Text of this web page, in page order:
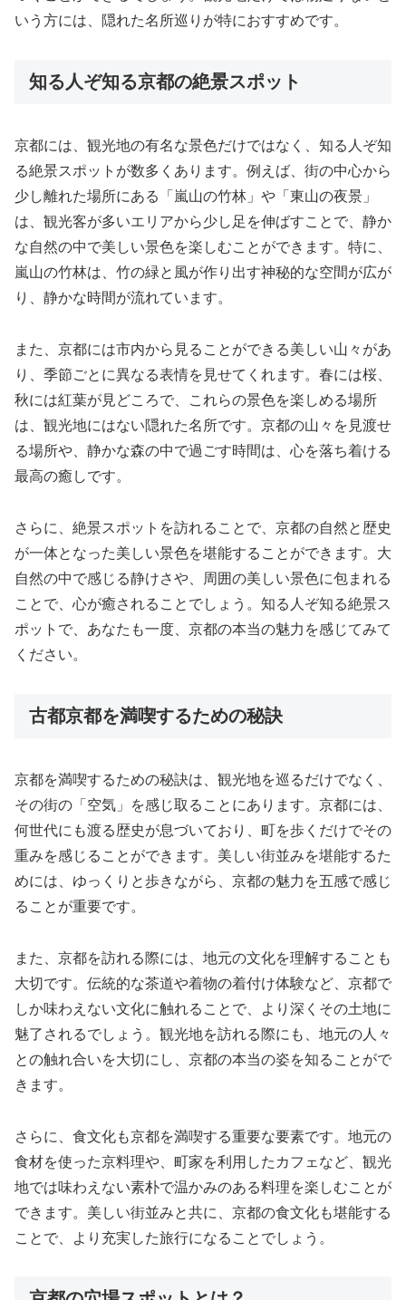
いう方には、隠れた名所巡りが特におすすめです。
知る人ぞ知る京都の絶景スポット
京都には、観光地の有名な景色だけではなく、知る人ぞ知
る絶景スポットが数多くあります。例えば、街の中心から
少し離れた場所にある「嵐山の竹林」や「東山の夜景」
は、観光客が多いエリアから少し足を伸ばすことで、静か
な自然の中で美しい景色を楽しむことができます。特に、
嵐山の竹林は、竹の緑と風が作り出す神秘的な空間が広が
り、静かな時間が流れています。
また、京都には市内から見ることができる美しい山々があ
り、季節ごとに異なる表情を見せてくれます。春には桜、
秋には紅葉が見どころで、これらの景色を楽しめる場所
は、観光地にはない隠れた名所です。京都の山々を見渡せ
る場所や、静かな森の中で過ごす時間は、心を落ち着ける
最高の癒しです。
さらに、絶景スポットを訪れることで、京都の自然と歴史
が一体となった美しい景色を堪能することができます。大
自然の中で感じる静けさや、周囲の美しい景色に包まれる
ことで、心が癒されることでしょう。知る人ぞ知る絶景ス
ポットで、あなたも一度、京都の本当の魅力を感じてみて
ください。
古都京都を満喫するための秘訣
京都を満喫するための秘訣は、観光地を巡るだけでなく、
その街の「空気」を感じ取ることにあります。京都には、
何世代にも渡る歴史が息づいており、町を歩くだけでその
重みを感じることができます。美しい街並みを堪能するた
めには、ゆっくりと歩きながら、京都の魅力を五感で感じ
ることが重要です。
また、京都を訪れる際には、地元の文化を理解することも
大切です。伝統的な茶道や着物の着付け体験など、京都で
しか味わえない文化に触れることで、より深くその土地に
魅了されるでしょう。観光地を訪れる際にも、地元の人々
との触れ合いを大切にし、京都の本当の姿を知ることがで
きます。
さらに、食文化も京都を満喫する重要な要素です。地元の
食材を使った京料理や、町家を利用したカフェなど、観光
地では味わえない素朴で温かみのある料理を楽しむことが
できます。美しい街並みと共に、京都の食文化も堪能する
ことで、より充実した旅行になることでしょう。